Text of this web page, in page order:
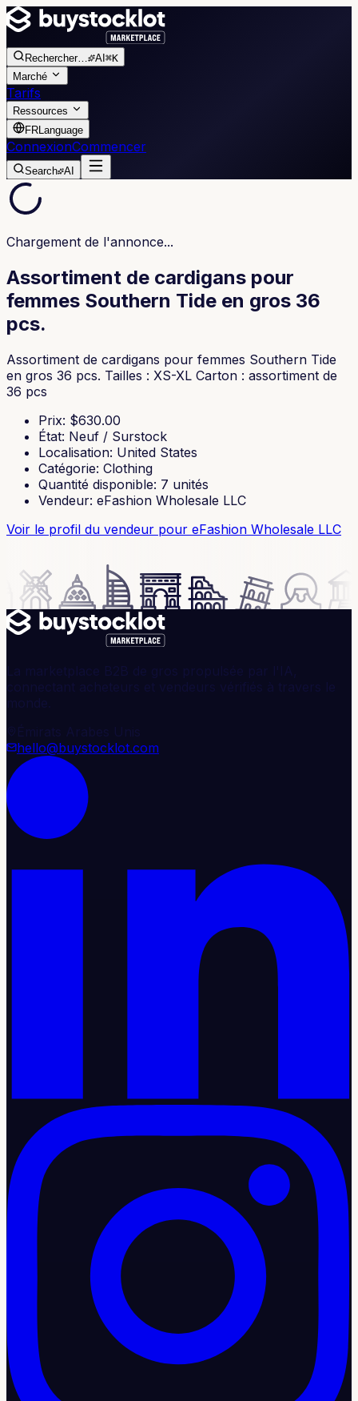
Rechercher… AI ⌘K
Marché
Tarifs
Ressources
FRLanguage
ConnexionCommencer
Search AI
Chargement de l'annonce...
Assortiment de cardigans pour
femmes Southern Tide en gros 36
pcs.
Assortiment de cardigans pour femmes Southern Tide
en gros 36 pcs. Tailles : XS-XL Carton : assortiment de
36 pcs
Prix: $630.00
État: Neuf / Surstock
Localisation: United States
Catégorie: Clothing
Quantité disponible: 7 unités
Vendeur: eFashion Wholesale LLC
Voir le profil du vendeur pour eFashion Wholesale LLC
La marketplace B2B de gros propulsée par l'IA,
connectant acheteurs et vendeurs vérifiés à travers le
monde.
Émirats Arabes Unis
hello@buystocklot.com